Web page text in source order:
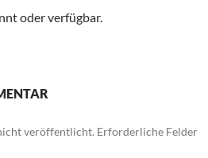
oder verfügbar.
veröffentlicht. Erforderliche Felder